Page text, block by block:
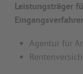
Leistungsträger
Agentur für